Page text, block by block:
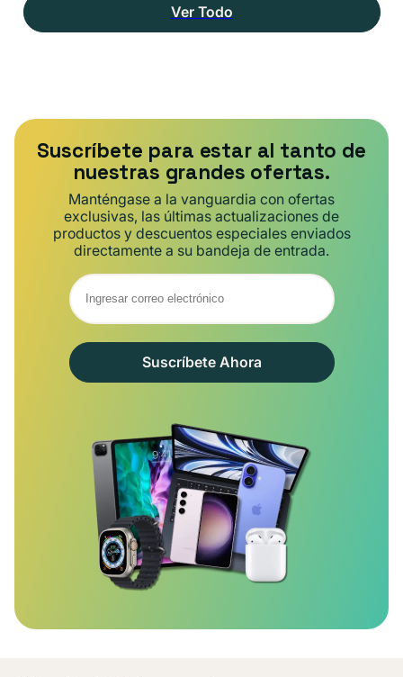
Ver Todo
Suscríbete para estar al tanto de
nuestras grandes ofertas.
Manténgase a la vanguardia con ofertas
exclusivas, las últimas actualizaciones de
productos y descuentos especiales enviados
directamente a su bandeja de entrada.
Suscríbete Ahora